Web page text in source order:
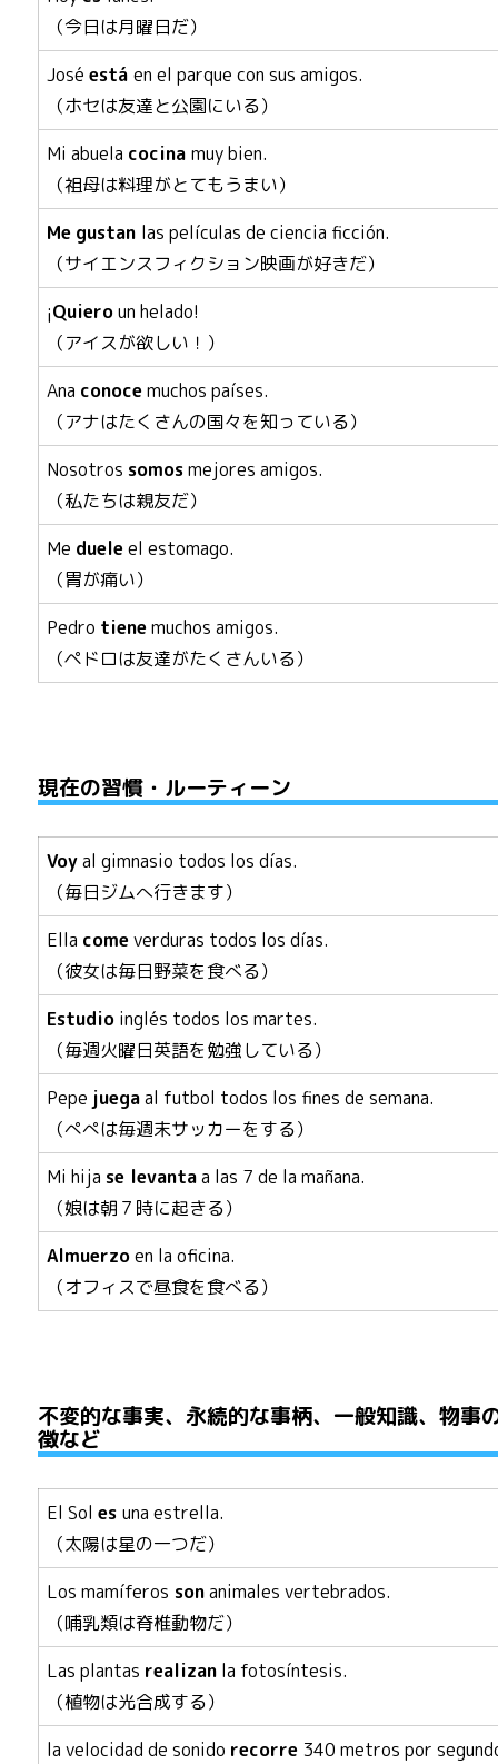
（今日は月曜日だ）
Joséestáen el parque con sus amigos.
（ホセは友達と公園にいる）
Mi abuela cocinamuy bien.
（祖母は料理がとてもうまい）
Me gustan las películas de ciencia ficción.
（サイエンスフィクション映画が好きだ）
¡Quieroun helado!
（アイスが欲しい！）
Ana conocemuchos países.
（アナはたくさんの国々を知っている）
Nosotrossomosmejores amigos.
（私たちは親友だ）
Me dueleel estomago.
（胃が痛い）
Pedro tienemuchos amigos.
（ペドロは友達がたくさんいる）
現在の習慣・ルーティーン
Voyal gimnasio todos los días.
（毎日ジムへ行きます）
Ella comeverduras todos los días.
（彼女は毎日野菜を食べる）
Estudio inglés todos los martes.
（毎週火曜日英語を勉強している）
Pepe juegaal futbol todos los fines de semana.
（ぺぺは毎週末サッカーをする）
Mi hijase levantaa las 7 de la mañana.
（娘は朝７時に起きる）
Almuerzoen la oficina.
（オフィスで昼食を食べる）
不変的な事実、永続的な事柄、一般知識、物事
徴など
El Solesuna estrella.
（太陽は星の一つだ）
Los mamíferos sonanimales vertebrados.
（哺乳類は脊椎動物だ）
Las plantas realizan la fotosíntesis.
（植物は光合成する）
la velocidad de sonido recorre 340 metros por